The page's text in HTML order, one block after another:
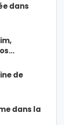
dans
de
dans la